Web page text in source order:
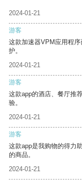
2024-01-21
游客
这款加速器VPM应用程
护。
2024-01-21
游客
这款app的酒店、餐厅推
验。
2024-01-21
游客
这款app是我购物的得力
的商品。
2024-01-21